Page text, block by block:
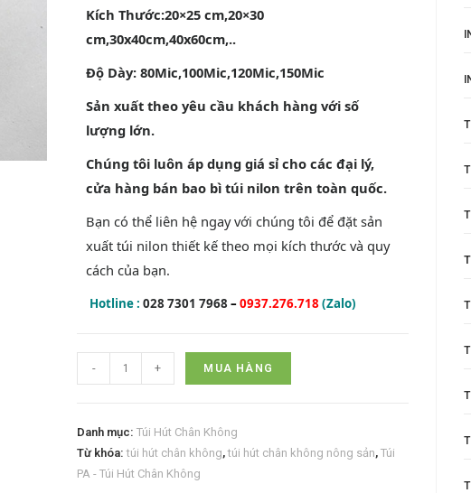
Kích Thước:20×25 cm,20×30
cm,30x40cm,40x60cm,..
Độ Dày: 80Mic,100Mic,120Mic,150Mic
Sản xuất theo yêu cầu khách hàng với số
lượng lớn.
Chúng tôi luôn áp dụng giá sỉ cho các đại lý,
cửa hàng bán bao bì túi nilon trên toàn quốc.
Bạn có thể liên hệ ngay với chúng tôi để đặt sản
xuất túi nilon thiết kế theo mọi kích thước và quy
cách của bạn.
Hotline :028 7301 7968 –0937.276.718(Zalo)
- + MUA HÀNG
Danh mục:Túi Hút Chân Không
Từ khóa:túi hút chân không,túi hút chân không nông sản,Túi
PA - Túi Hút Chân Không